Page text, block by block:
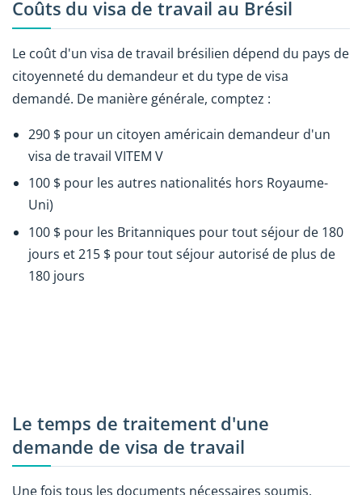
Coûts du visa de travail au Brésil
Le coût d'un visa de travail brésilien dépend du pays de
citoyenneté du demandeur et du type de visa
demandé. De manière générale, comptez :
290 $ pour un citoyen américain demandeur d'un
visa de travail VITEM V
100 $ pour les autres nationalités hors Royaume-
Uni)
100 $ pour les Britanniques pour tout séjour de 180
jours et 215 $ pour tout séjour autorisé de plus de
180 jours
Le temps de traitement d'une
demande de visa de travail
Une fois tous les documents nécessaires soumis,